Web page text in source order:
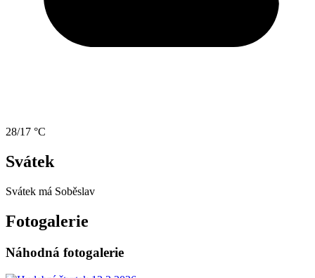
28/17 °C
Svátek
Svátek má Soběslav
Fotogalerie
Náhodná fotogalerie